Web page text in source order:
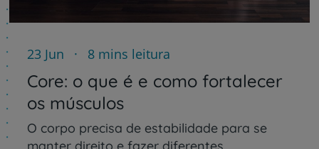
23 Jun 8 mins leitura
Core: o que é e como fortalecer
os músculos
O corpo precisa de estabilidade para se
manter direito e fazer diferentes